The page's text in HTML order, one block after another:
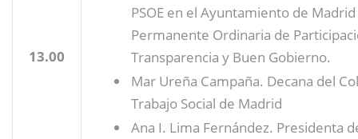
13.00
PSOE en el Ayuntamiento de
Permanente Ordinaria de
Transparencia y Buen Gobierno.
Mar Ureña Campaña. Decana del
Trabajo Social de Madrid
Ana I. Lima Fernández. Presidenta